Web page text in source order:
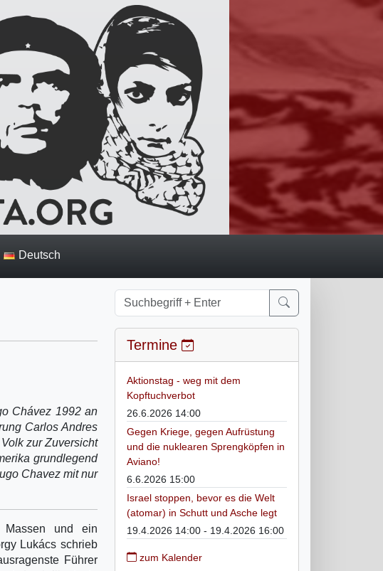
Deutsch
Chávez 1992 an
Carlos Andres
zur Zuversicht
grundlegend
Chavez mit nur
und ein
Lukács schrieb
Führer
Termine
Aktionstag - weg mit dem
Kopftuchverbot
26.6.2026 14:00
Gegen Kriege, gegen Aufrüstung
und die nuklearen Sprengköpfen in
Aviano!
6.6.2026 15:00
Israel stoppen, bevor es die Welt
(atomar) in Schutt und Asche legt
19.4.2026 14:00 - 19.4.2026 16:00
zum Kalender